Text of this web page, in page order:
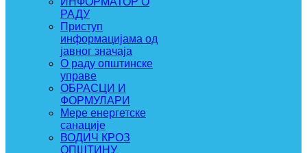
РАДУ
Приступ
информацијама од
јавног значаја
О раду општинске
управе
ОБРАСЦИ И
ФОРМУЛАРИ
Мере енергетске
санације
ВОДИЧ КРОЗ
ОПШТИНУ